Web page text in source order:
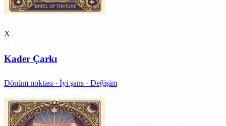
X
Kader Çarkı
Dönüm noktası · İyi şans · Değişim